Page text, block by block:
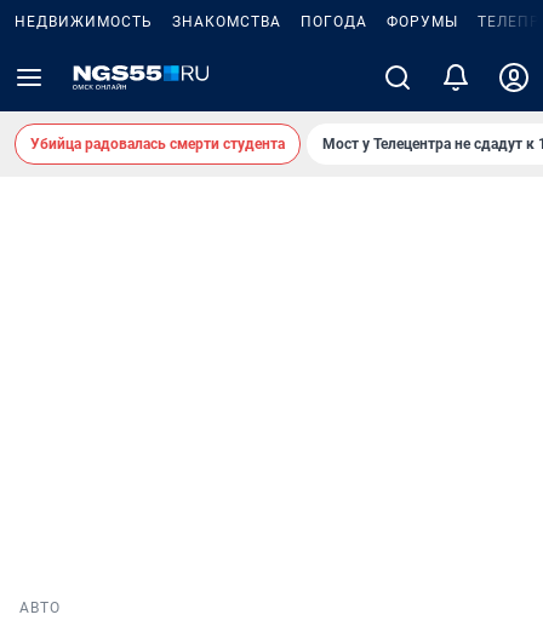
НЕДВИЖИМОСТЬ ЗНАКОМСТВА ПОГОДА ФОРУМЫ
Убийца радовалась смерти студента Мост у Телецентра не сдадут к
АВТО